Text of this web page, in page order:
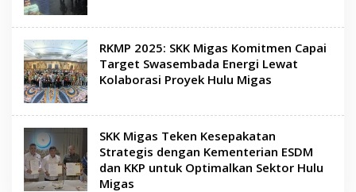
RKMP 2025: SKK Migas Komitmen Capai
Target Swasembada Energi Lewat
Kolaborasi Proyek Hulu Migas
SKK Migas Teken Kesepakatan
Strategis dengan Kementerian ESDM
dan KKP untuk Optimalkan Sektor Hulu
Migas